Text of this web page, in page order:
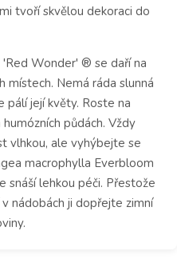
tvoří skvělou dekoraci do
Wonder' ® se daří na
místech. Nemá ráda slunná
pálí její květy. Roste na
půdách. Vždy
vlhkou, ale vyhýbejte se
macrophylla Everbloom
lehkou péči. Přestože
nádobách ji dopřejte zimní